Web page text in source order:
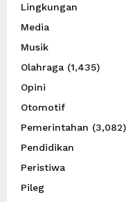
Lingkungan
Media
Musik
Olahraga (1,435)
Opini
Otomotif
Pemerintahan (3,082)
Pendidikan
Peristiwa
Pileg